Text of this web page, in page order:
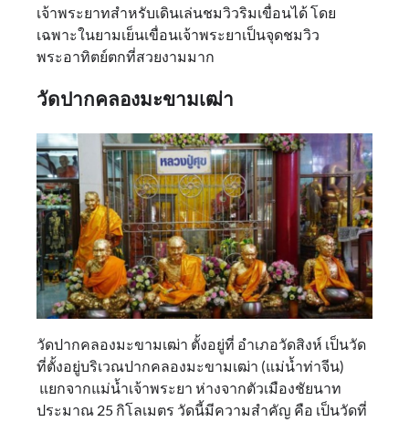
เจ้าพระยาทสำหรับเดินเล่นชมวิวริมเขื่อนได้ โดย
เฉพาะในยามเย็นเขื่อนเจ้าพระยาเป็นจุดชมวิว
พระอาทิตย์ตกที่สวยงามมาก
วัดปากคลองมะขามเฒ่า
วัดปากคลองมะขามเฒ่า ตั้งอยู่ที่ อำเภอวัดสิงห์ เป็นวัด
ที่ตั้งอยู่บริเวณปากคลองมะขามเฒ่า (แม่น้ำท่าจีน)
แยกจากแม่น้ำเจ้าพระยา ห่างจากตัวเมืองชัยนาท
ประมาณ 25 กิโลเมตร วัดนี้มีความสำคัญ คือ เป็นวัดที่